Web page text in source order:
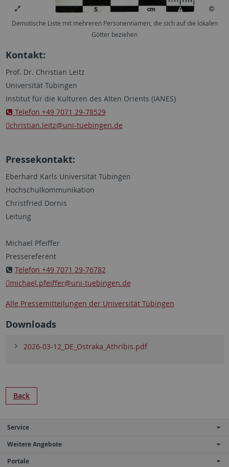
Demotische Liste mit mehreren Personennamen, die sich auf die lokalen
Götter beziehen
Kontakt:
Prof. Dr. Christian Leitz
Universität Tübingen
Institut für die Kulturen des Alten Orients (IANES)
Telefon +49 7071 29-78529
christian.leitz@uni-tuebingen.de
Pressekontakt:
Eberhard Karls Universität Tübingen
Hochschulkommunikation
Christfried Dornis
Leitung
Michael Pfeiffer
Pressereferent
Telefon +49 7071 29-76782
michael.pfeiffer@uni-tuebingen.de
Alle Pressemitteilungen der Universität Tübingen
Downloads
2026-03-12_DE_Ostraka_Athribis.pdf
Back
Service
Weitere Angebote
Portale